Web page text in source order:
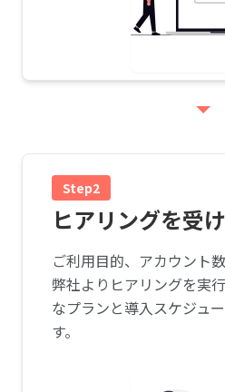
Step2
ヒアリングを受
ご利用目的、アカウント
弊社よりヒアリングを実
なプランと導入スケジュ
す。